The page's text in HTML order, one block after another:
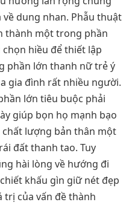
dung nhan. Phẫu thuật
thành một trong phần
hiều để thiết lập
phần lớn thanh nữ trẻ ý
gia đình rất nhiều người.
lớn tiêu buộc phải
giúp bọn họ mạnh bạo
lượng bản thân một
đất thanh tao. Tuy
hài lòng về hướng đi
khấu gìn giữ nét đẹp
trị của vấn đề thành